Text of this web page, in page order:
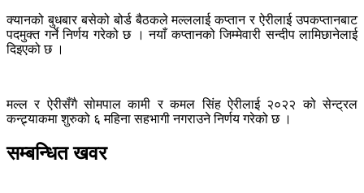
क्यानको बुधबार बसेको बोर्ड बैठकले मल्ललाई कप्तान र ऐरीलाई उपकप्तानबाट
पदमुक्त गर्ने निर्णय गरेको छ । नयाँ कप्तानको जिम्मेवारी सन्दीप लामिछानेलाई
दिइएको छ ।
मल्ल र ऐरीसँगै सोमपाल कामी र कमल सिंह ऐरीलाई २०२२ को सेन्ट्रल
कन्ट्र्याकमा शुरुको ६ महिना सहभागी नगराउने निर्णय गरेको छ ।
सम्बन्धित खवर